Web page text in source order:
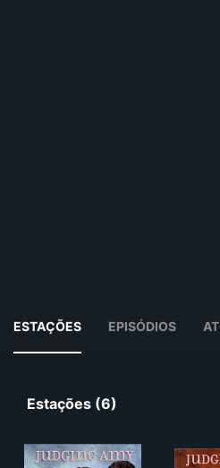
ESTAÇÕES EPISÓDIOS
Estações (6)